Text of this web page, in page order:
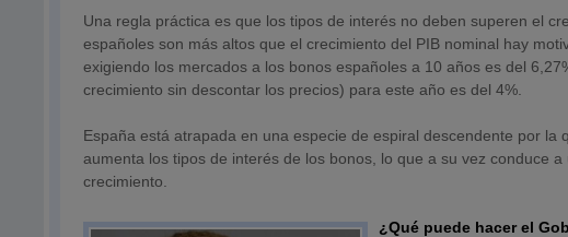
Una regla práctica es que los tipos de interés no deben superen el
españoles son más altos que el crecimiento del PIB nominal hay
exigiendo los mercados a los bonos españoles a 10 años es del
crecimiento sin descontar los precios) para este año es del 4%.
España está atrapada en una especie de espiral descendente por
aumenta los tipos de interés de los bonos, lo que a su vez conduce
crecimiento.
¿Qué puede hacer el